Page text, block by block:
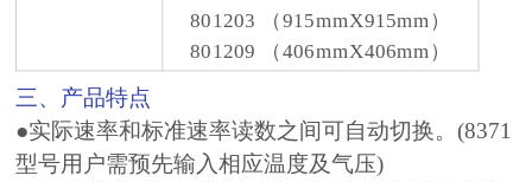
801203 （915mmX915mm）
801209 （406mmX406mm）
三、产品特点
●实际速率和标准速率读数之间可自动切换。(8371
型号用户需预先输入相应温度及气压)